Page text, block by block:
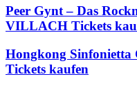
Peer Gynt – Das
VILLACH Tickets
Hongkong
Tickets kaufen